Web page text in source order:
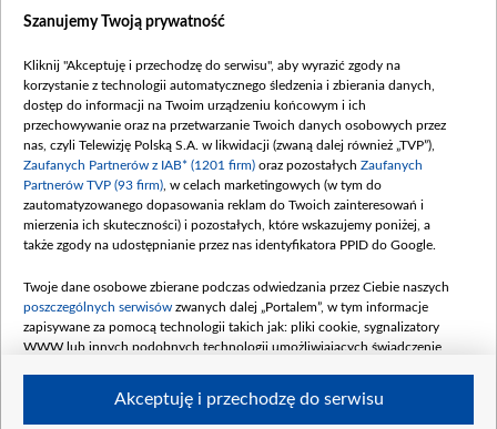
Dofinansowanie 635 783 051,21 PLN
(wpłata wrzesień 100 mln, październik 350
mln, listopad 265 mln)
Dofinansowanie 48 862 000,00 PLN
Data podpisania umowy: GRUDZIEŃ 2025
(wpłata grudzień 60,548 mln)
Dofinansowanie 900 000 000,00 PLN
Data podpisania umowy: LUTY 2026 (wpłata
kwiecień 180 mln, 7 maja 180 mln, 8
czerwca 90 mln)
Dofinansowanie 250 000 000,00 PLN
4 sierpnia 250 mln
Szanujemy Twoją prywatność
Kliknij "Akceptuję i przechodzę do serwisu", aby wyrazić zgody na
korzystanie z technologii automatycznego śledzenia i zbierania danych,
dostęp do informacji na Twoim urządzeniu końcowym i ich
przechowywanie oraz na przetwarzanie Twoich danych osobowych przez
nas, czyli Telewizję Polską S.A. w likwidacji (zwaną dalej również „TVP”),
Zaufanych Partnerów z IAB* (1201 firm) oraz pozostałych Zaufanych
Partnerów TVP (93 firm) , w celach marketingowych (w tym do
zautomatyzowanego dopasowania reklam do Twoich zainteresowań i
mierzenia ich skuteczności) i pozostałych, które wskazujemy poniżej, a
także zgody na udostępnianie przez nas identyfikatora PPID do Google.
Twoje dane osobowe zbierane podczas odwiedzania przez Ciebie naszych
poszczególnych serwisów zwanych dalej „Portalem”, w tym informacje
zapisywane za pomocą technologii takich jak: pliki cookie, sygnalizatory
WWW lub innych podobnych technologii umożliwiających świadczenie
Akceptuję i przechodzę do serwisu